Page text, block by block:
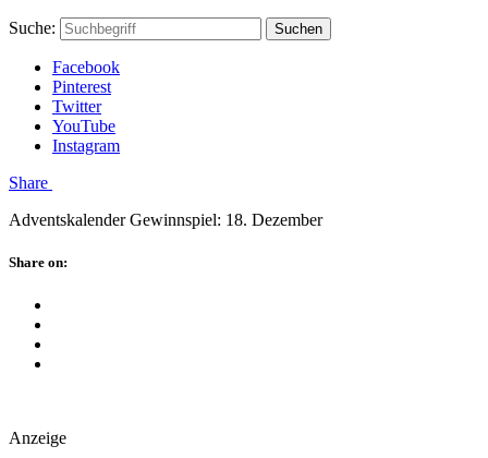
Skip
content
Hauptstadtmutti
Schließen
Search
Schließen
Suche: Suchen
Facebook
Pinterest
Twitter
YouTube
Instagram
Menü
Share
Adventskalender Gewinnspiel: 18. Dezember
Schließen
Share on:
Anzeige